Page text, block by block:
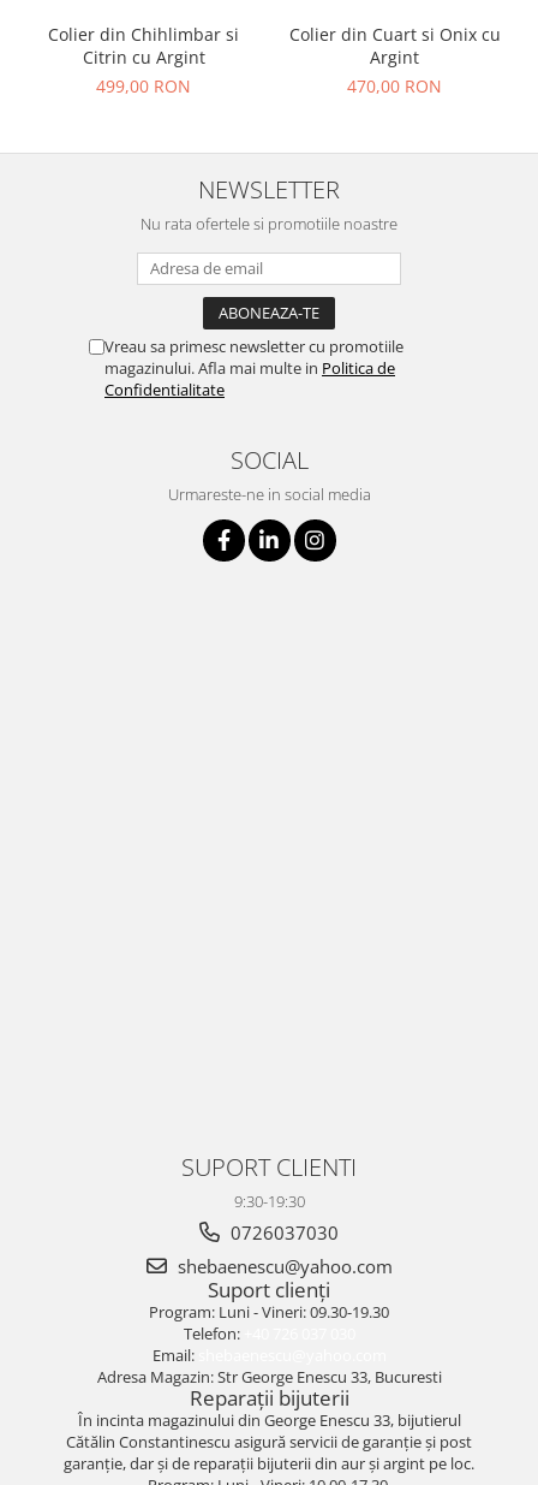
Colier din Chihlimbar si
Citrin cu Argint
499,00 RON
Colier din Cuart si Onix cu
Argint
470,00 RON
NEWSLETTER
Nu rata ofertele si promotiile noastre
Vreau sa primesc newsletter cu promotiile
magazinului. Afla mai multe in Politica de
Confidentialitate
SOCIAL
Urmareste-ne in social media
SUPORT CLIENTI
9:30-19:30
0726037030
shebaenescu@yahoo.com
Suport clienți
Program: Luni - Vineri: 09.30-19.30
Telefon:
Email:
Adresa Magazin: Str George Enescu 33, Bucuresti
Reparații bijuterii
În incinta magazinului din George Enescu 33, bijutierul
Cătălin Constantinescu asigură servicii de garanție și post
garanție, dar și de reparații bijuterii din aur și argint pe loc.